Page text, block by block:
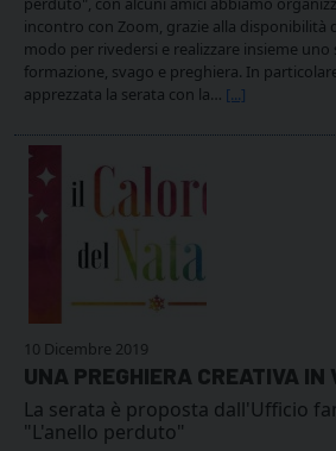
incontro con Zoom, grazie alla disponibilità
modo per rivedersi e realizzare insieme
formazione, svago e preghiera. In
apprezzata la serata con la… [...]
10 Dicembre 2019
UNA PREGHIERA CREATIVA
La serata è proposta dall'Ufficio
"L'anello perduto"